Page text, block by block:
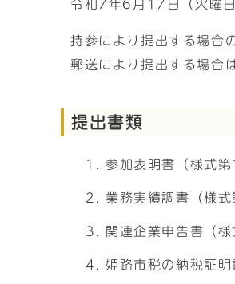
令和7年6月17日（火曜
持参により提出する場合
郵送により提出する場合
提出書類
参加表明書（様式第
業務実績調書（様式
関連企業申告書（様
姫路市税の納税証